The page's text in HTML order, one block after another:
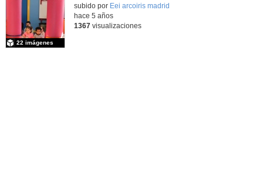
Contenido educativo.
subido por Eei arcoiris madrid
22 imágenes
hace 5 años
1367visualizaciones